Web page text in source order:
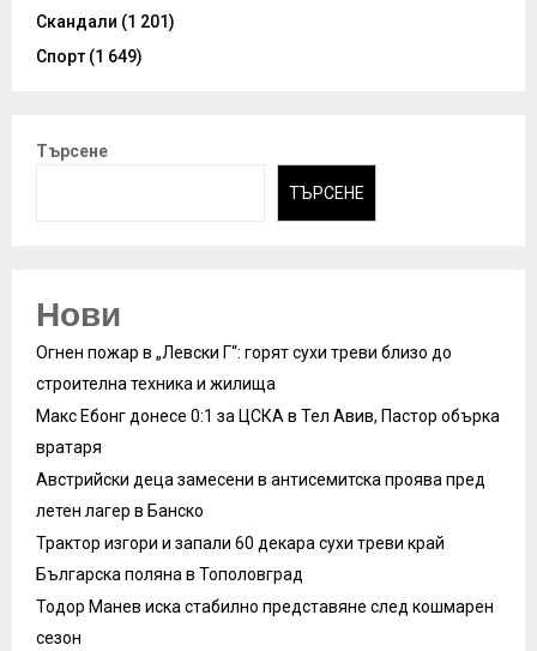
Скандали (1 201)
Спорт (1 649)
Търсене
ТЪРСЕНЕ
Нови
Огнен пожар в „Левски Г“: горят сухи треви близо до
строителна техника и жилища
Макс Ебонг донесе 0:1 за ЦСКА в Тел Авив, Пастор обърка
вратаря
Австрийски деца замесени в антисемитска проява пред
летен лагер в Банско
Трактор изгори и запали 60 декара сухи треви край
Българска поляна в Тополовград
Тодор Манев иска стабилно представяне след кошмарен
сезон